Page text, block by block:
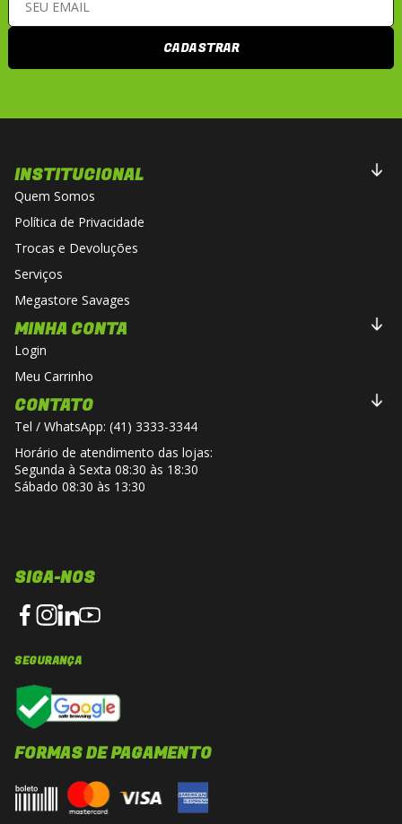
CADASTRAR
INSTITUCIONAL
Quem Somos
Política de Privacidade
Trocas e Devoluções
Serviços
Megastore Savages
MINHA CONTA
Login
Meu Carrinho
CONTATO
Tel / WhatsApp: (41) 3333-3344
Horário de atendimento das lojas:
Segunda à Sexta 08:30 às 18:30
Sábado 08:30 às 13:30
SIGA-NOS
SEGURANÇA
FORMAS DE PAGAMENTO